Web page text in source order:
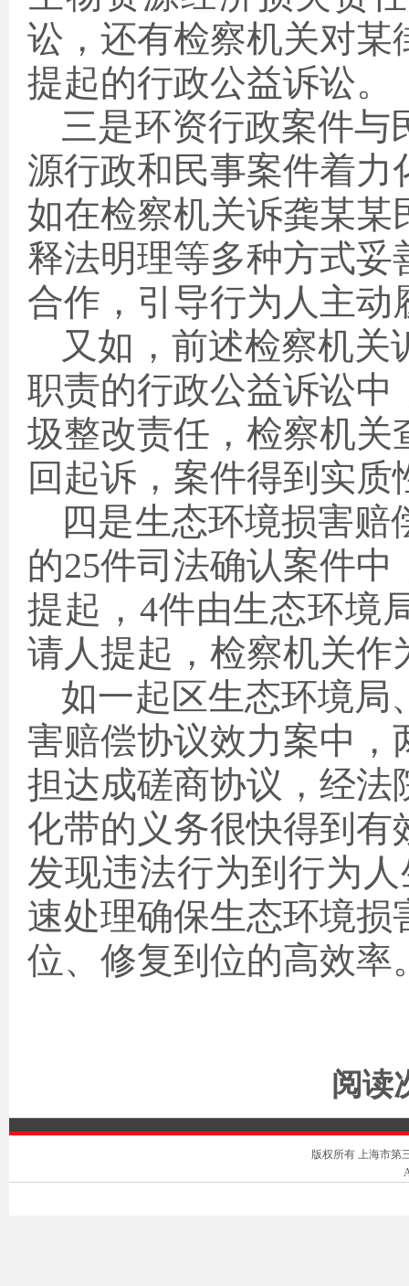
讼，还有检察机关对某
提起的行政公益诉讼。
三是环资行政案件与
源行政和民事案件着
如在检察机关诉龚某
释法明理等多种方式
合作，引导行为人主动
又如，前述检察机关
职责的行政公益诉讼中
圾整改责任，检察机关
回起诉，案件得到实质
四是生态环境损害
的25件司法确认案件
提起，4件由生态环境
请人提起，检察机关作
如一起区生态环境局
害赔偿协议效力案中
担达成磋商协议，经法
化带的义务很快得到有
发现违法行为到行为
速处理确保生态环境
位、修复到位的高效率
阅读
版权所有 上海市第